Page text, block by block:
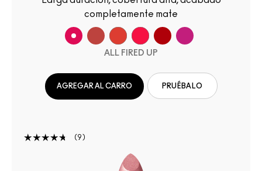
completamente mate
ALL FIRED UP
AGREGAR AL CARRO PRUÉBALO
9